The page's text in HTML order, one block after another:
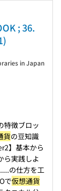
; 36.
in Japan
特徴ブロッ
貨の豆知識
】基本から
ら実践しよ
...の仕方を工
で仮想通貨